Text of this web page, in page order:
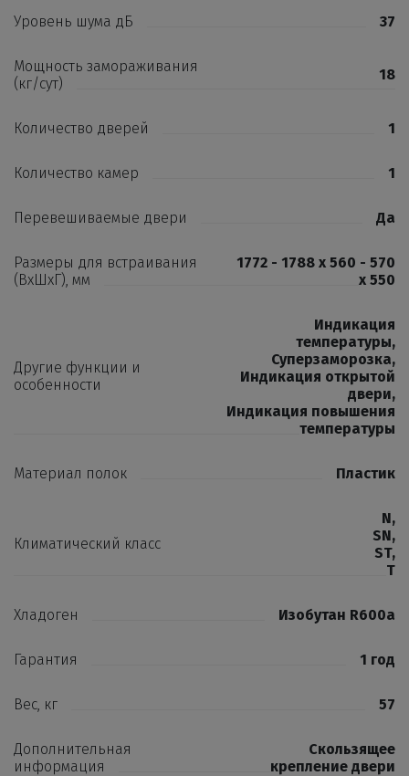
Уровень шума дБ 37
Мощность замораживания
(кг/сут)
18
Количество дверей 1
Количество камер 1
Перевешиваемые двери Да
Размеры для встраивания
(ВхШхГ), мм
1772 - 1788 x 560 - 570
x 550
Другие функции и
особенности
Индикация
температуры,
Суперзаморозка,
Индикация открытой
двери,
Индикация повышения
температуры
Материал полок Пластик
Климатический класс
N,
SN,
ST,
T
Хладоген Изобутан R600a
Гарантия 1 год
Вес, кг 57
Дополнительная
информация
Скользящее
крепление двери